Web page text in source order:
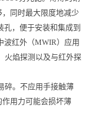
同时最大限度地减少
孔，便于安装和集成到
波红外（MWIR）应用
火焰探测以及与红外探
碎。不应用手接触薄
用力可能会损坏薄